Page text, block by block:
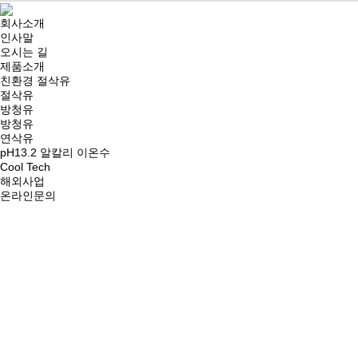
회사소개
인사말
오시는 길
제품소개
친환경 절삭유
절삭유
방청유
방청유
연삭유
pH13.2 알칼리 이온수
Cool Tech
해외사업
온라인문의